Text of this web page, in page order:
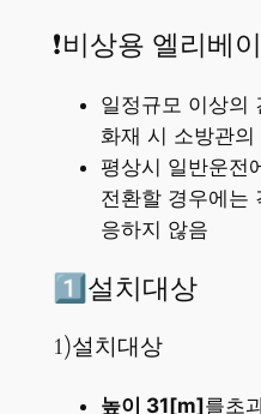
❗비상용 엘리베
일정규모 이상의
화재 시 소방관
평상시 일반운전
전환할 경우에는
응하지 않음
1️⃣설치대상
1)설치대상
높이 31[m]를초